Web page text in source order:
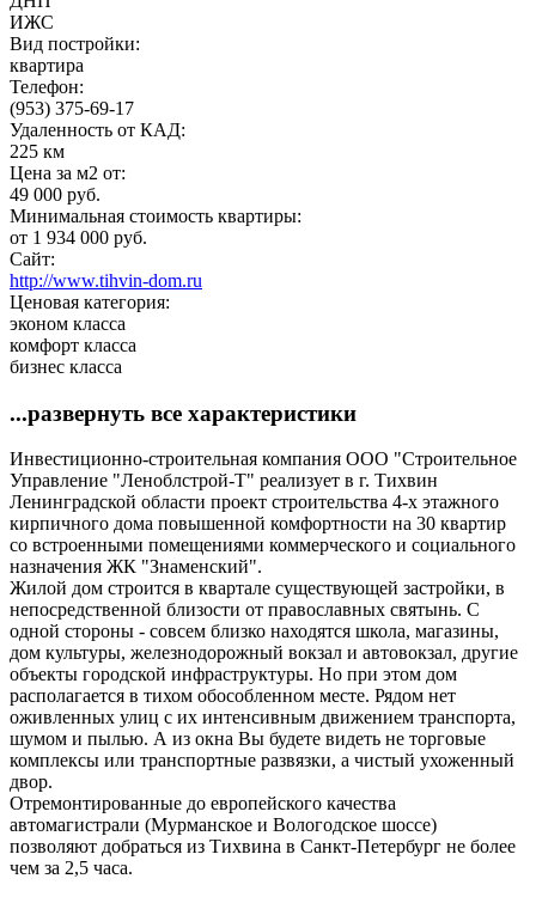
ИЖС
Вид постройки:
квартира
Телефон:
(953) 375-69-17
Удаленность от КАД:
225 км
Цена за м2 от:
49 000 руб.
Минимальная стоимость квартиры:
от 1 934 000 руб.
Сайт:
http://www.tihvin-dom.ru
Ценовая категория:
эконом класса
комфорт класса
бизнес класса
...развернуть все характеристики
Инвестиционно-строительная компания ООО "Строительное
Управление "Леноблстрой-Т" реализует в г. Тихвин
Ленинградской области проект строительства 4-х этажного
кирпичного дома повышенной комфортности на 30 квартир
со встроенными помещениями коммерческого и социального
назначения ЖК "Знаменский".
Жилой дом строится в квартале существующей застройки, в
непосредственной близости от православных святынь. С
одной стороны - совсем близко находятся школа, магазины,
дом культуры, железнодорожный вокзал и автовокзал, другие
объекты городской инфраструктуры. Но при этом дом
располагается в тихом обособленном месте. Рядом нет
оживленных улиц с их интенсивным движением транспорта,
шумом и пылью. А из окна Вы будете видеть не торговые
комплексы или транспортные развязки, а чистый ухоженный
двор.
Отремонтированные до европейского качества
автомагистрали (Мурманское и Вологодское шоссе)
позволяют добраться из Тихвина в Санкт-Петербург не более
чем за 2,5 часа.